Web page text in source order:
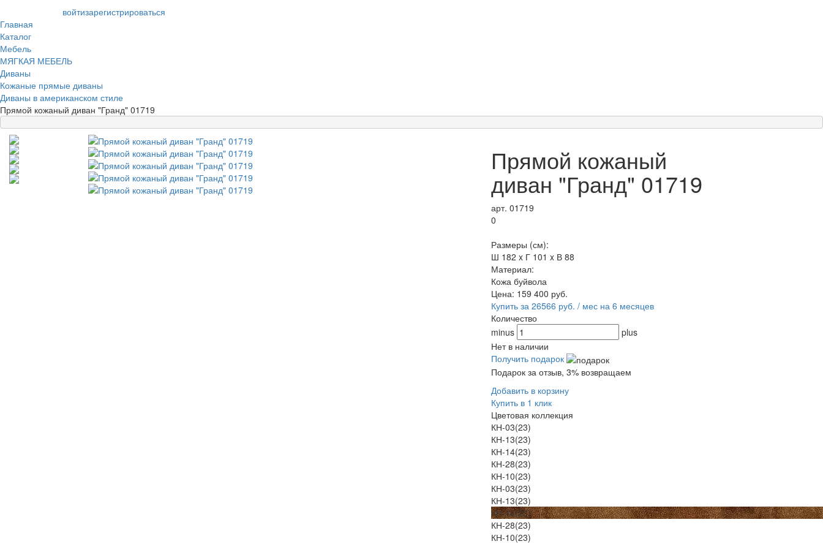
войтизарегистрироваться
Главная
Каталог
Мебель
МЯГКАЯ МЕБЕЛЬ
Диваны
Кожаные прямые диваны
Диваны в американском стиле
Прямой кожаный диван "Гранд" 01719
Прямой кожаный
диван "Гранд" 01719
арт. 01719
0
Размеры (см):
Ш 182 x Г 101 x В 88
Материал:
Кожа буйвола
Цена: 159 400 руб.
Купить за 26566 руб. / мес на 6 месяцев
Количество
minus
plus
Нет в наличии
Получить подарок
Подарок за отзыв, 3% возвращаем
Добавить в корзину
Купить в 1 клик
Цветовая коллекция
КН-03(23)
КН-13(23)
КН-14(23)
КН-28(23)
КН-10(23)
КН-03(23)
КН-13(23)
КН-14(23)
КН-28(23)
КН-10(23)